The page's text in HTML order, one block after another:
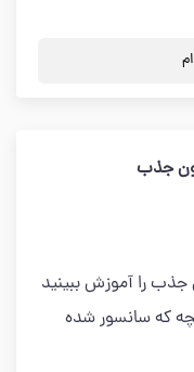
جذب
جذب را آموزش ببینید
که سانسور شده